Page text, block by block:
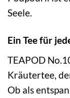
Seele.
Ein Tee für
TEAPOD
Kräutertee,
Ob als